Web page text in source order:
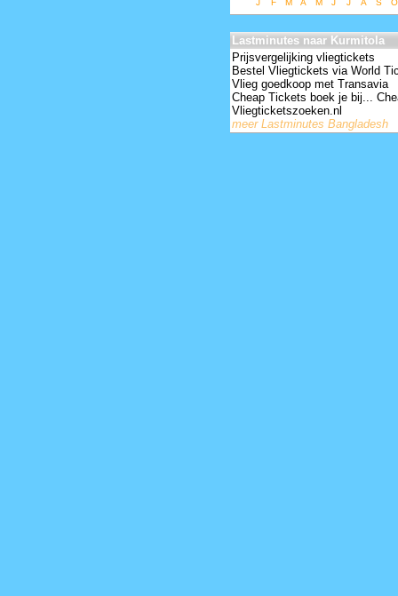
J F M A M J J A S O
Lastminutes naar Kurmitola
Prijsvergelijking vliegtickets
Bestel Vliegtickets via World
Vlieg goedkoop met Transavia
Cheap Tickets boek je bij...
Vliegticketszoeken.nl
meer Lastminutes Bangladesh